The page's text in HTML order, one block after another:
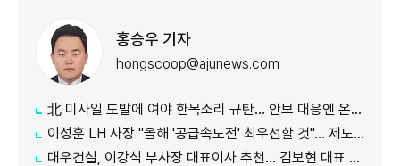
홍승우 기자
hongscoop@ajunews.com
北 미사일 도발에 여야 한목소리 규탄… 안보 대응엔 온도차
이성훈 LH 사장 "올해 '공급속도전' 최우선할 것"… 제도 개선·직원 참여 독려
대우건설, 이강석 부사장 대표이사 추천… 김보현 대표 용퇴